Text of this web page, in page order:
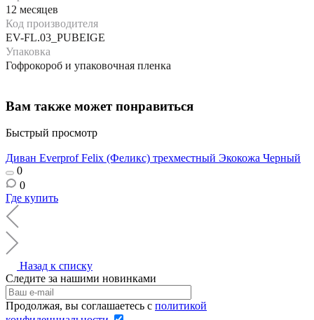
12 месяцев
Код производителя
EV-FL.03_PUBEIGE
Упаковка
Гофрокороб и упаковочная пленка
Вам также может понравиться
Быстрый просмотр
Диван Everprof Felix (Феликс) трехместный Экокожа Черный
0
0
Где купить
Назад к списку
Следите за нашими новинками
Продолжая, вы соглашаетесь с политикой